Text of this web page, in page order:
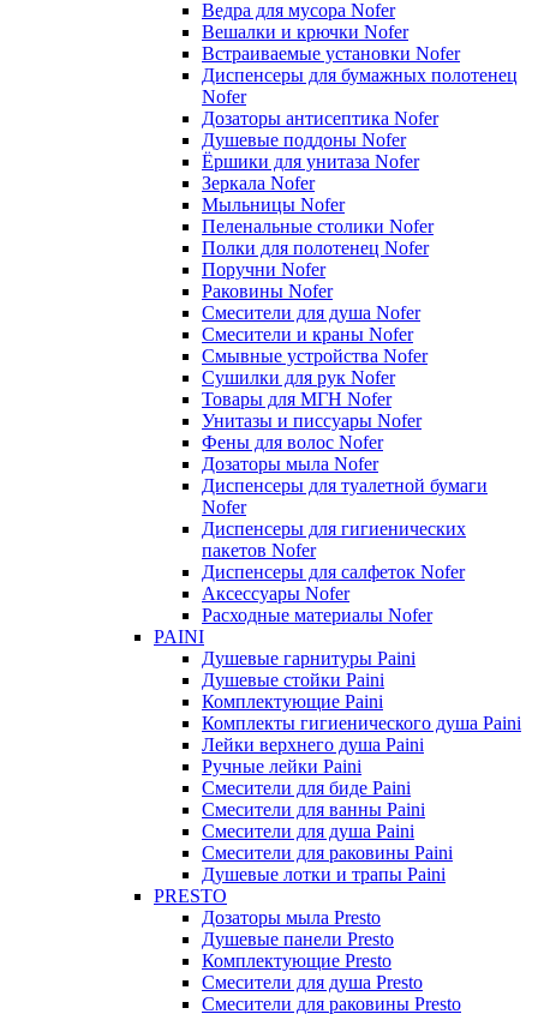
Ведра для мусора Nofer
Вешалки и крючки Nofer
Встраиваемые установки Nofer
Диспенсеры для бумажных полотенец
Nofer
Дозаторы антисептика Nofer
Душевые поддоны Nofer
Ёршики для унитаза Nofer
Зеркала Nofer
Мыльницы Nofer
Пеленальные столики Nofer
Полки для полотенец Nofer
Поручни Nofer
Раковины Nofer
Смесители для душа Nofer
Смесители и краны Nofer
Смывные устройства Nofer
Сушилки для рук Nofer
Товары для МГН Nofer
Унитазы и писсуары Nofer
Фены для волос Nofer
Дозаторы мыла Nofer
Диспенсеры для туалетной бумаги
Nofer
Диспенсеры для гигиенических
пакетов Nofer
Диспенсеры для салфеток Nofer
Аксессуары Nofer
Расходные материалы Nofer
PAINI
Душевые гарнитуры Paini
Душевые стойки Paini
Комплектующие Paini
Комплекты гигиенического душа Paini
Лейки верхнего душа Paini
Ручные лейки Paini
Смесители для биде Paini
Смесители для ванны Paini
Смесители для душа Paini
Смесители для раковины Paini
Душевые лотки и трапы Paini
PRESTO
Дозаторы мыла Presto
Душевые панели Presto
Комплектующие Presto
Смесители для душа Presto
Смесители для раковины Presto